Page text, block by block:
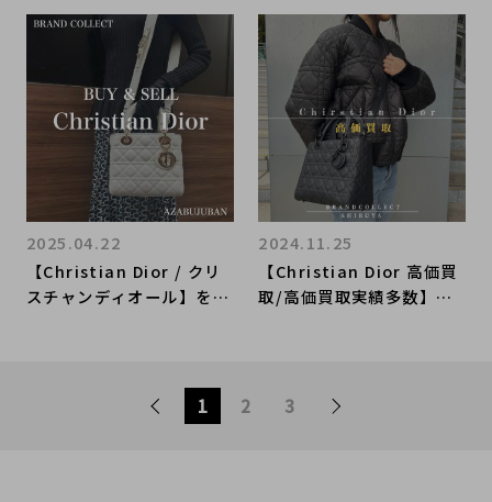
店なら納得の高価買取！】
ブランドコレクト渋谷店
へ 新宿/目黒/代々木/恵
比寿/代官山などでご売却
を検討中の方にお勧めで
す！
【Christian Dior / クリ
スチャンディオール】を売
2025.04.22
【Christian Dior 高価買
取/高価買取実績多数】ク
黒/代々木/恵比寿/代官山
2024.11.25
1 2 3